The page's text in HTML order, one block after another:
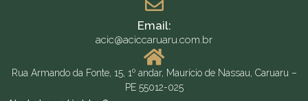
Email:
acic@aciccaruaru.com.br
Rua Armando da Fonte, 15, 1º andar, Maurício de Nassau, Caruaru –
PE 55012-025